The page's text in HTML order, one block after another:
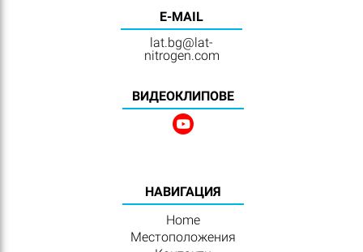
E-MAIL
lat.bg@lat-
nitrogen.com
BИДЕОКЛИПОВЕ
HАВИГАЦИЯ
Home
Местоположения